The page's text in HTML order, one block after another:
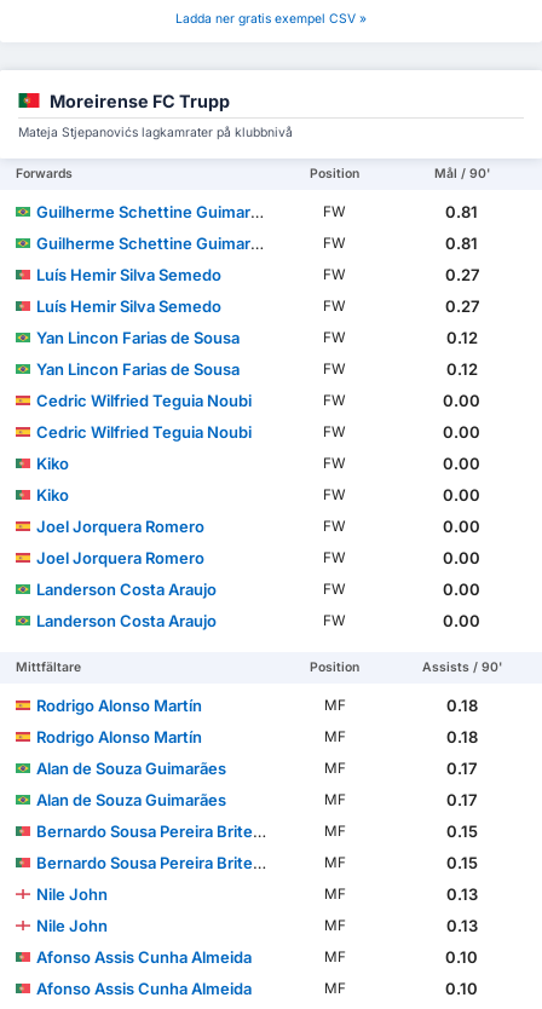
Ladda ner gratis exempel CSV »
Moreirense FC Trupp
Mateja Stjepanovićs lagkamrater på klubbnivå
Forwards Position Mål / 90'
Guilherme Schettine Guimarães FW
0.81
Guilherme Schettine Guimarães
FW
0.81
Luís Hemir Silva Semedo
FW
0.27
Luís Hemir Silva Semedo
FW
0.27
Yan Lincon Farias de Sousa
FW
0.12
Yan Lincon Farias de Sousa
FW
0.12
Cedric Wilfried Teguia Noubi
FW
0.00
Cedric Wilfried Teguia Noubi
FW
0.00
Kiko
FW
0.00
Kiko
FW
0.00
Joel Jorquera Romero
FW
0.00
Joel Jorquera Romero
FW
0.00
Landerson Costa Araujo
FW
0.00
Landerson Costa Araujo
FW 0.00
Mittfältare Position Assists / 90'
Rodrigo Alonso Martín MF
0.18
Rodrigo Alonso Martín
MF
0.18
Alan de Souza Guimarães
MF
0.17
Alan de Souza Guimarães
MF
0.17
Bernardo Sousa Pereira Brites Martins
MF
0.15
Bernardo Sousa Pereira Brites Martins
MF
0.15
Nile John
MF
0.13
Nile John
MF
0.13
Afonso Assis Cunha Almeida
MF
0.10
Afonso Assis Cunha Almeida
MF
0.10